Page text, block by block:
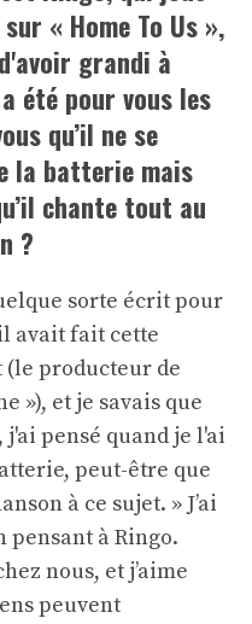
« Home To Us »,
grandi à
été pour vous les
qu’il ne se
la batterie mais
chante tout au
?
sorte écrit pour
avait fait cette
producteur de
»), et je savais que
pensé quand je l'ai
peut-être que
à ce sujet. » J’ai
pensant à Ringo.
nous, et j’aime
peuvent